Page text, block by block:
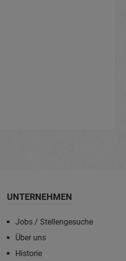
UNTERNEHMEN
Jobs / Stellengesuche
Über uns
Historie